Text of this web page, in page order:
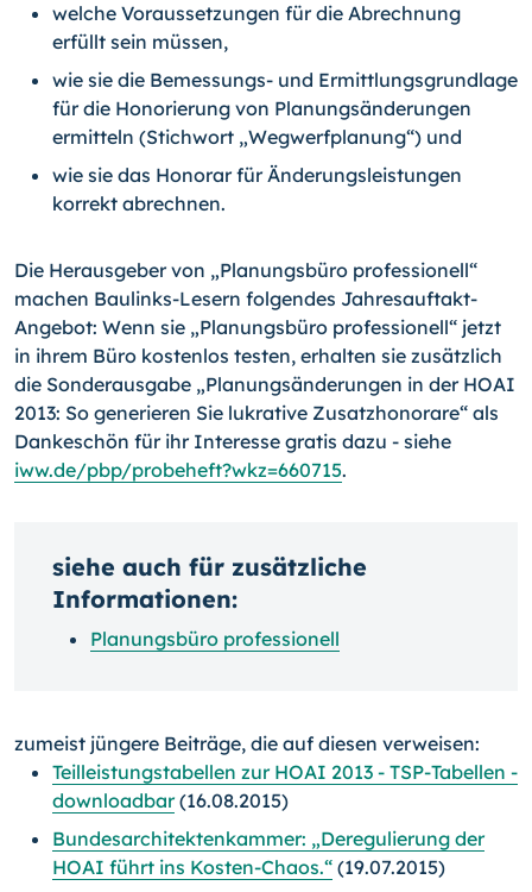
welche Voraussetzungen für die Abrechnung
erfüllt sein müssen,
wie sie die Bemessungs- und Ermittlungsgrundlage
für die Honorierung von Pla­nungsänderungen
ermitteln (Stichwort „Wegwerfplanung“) und
wie sie das Honorar für Änderungsleistungen
korrekt abrechnen.
Die Herausgeber von „Planungsbüro professionell“
machen Baulinks-Lesern folgendes Jahresauftakt-
Angebot: Wenn sie „Planungsbüro professionell“ jetzt
in ihrem Büro kos­tenlos testen, erhalten sie zusätzlich
die Sonderausgabe „Planungsänderungen in der HOAI
2013: So generieren Sie lukrative Zusatzhonorare“ als
Dankeschön für ihr Inte­resse gratis dazu - siehe
iww.de/pbp/probeheft?wkz=660715.
siehe auch für zusätzliche
Informationen:
Planungsbüro professionell
zumeist jüngere Beiträge, die auf diesen verweisen:
Teilleistungstabellen zur HOAI 2013 - TSP-Tabellen -
downloadbar(16.08.2015)
Bundesarchitektenkammer: „Deregulierung der
HOAI führt ins Kosten-Chaos.“ (19.07.2015)